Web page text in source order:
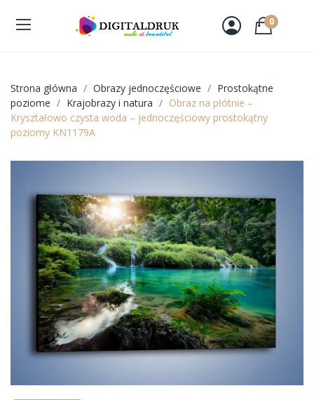
0
Strona główna Obrazy jednoczęściowe
Prostokątne
poziome
Krajobrazy i natura
Obraz na płótnie –
Kryształowo czysta woda – jednoczęściowy prostokątny
poziomy KN1179A